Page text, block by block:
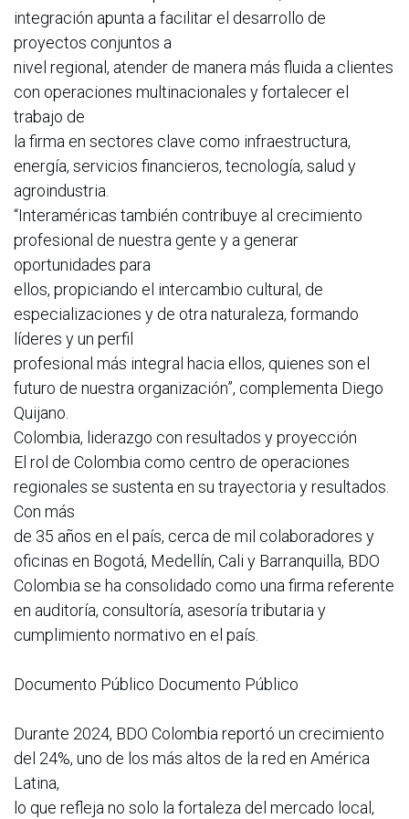
integración apunta a facilitar el desarrollo de
proyectos conjuntos a
nivel regional, atender de manera más fluida a clientes
con operaciones multinacionales y fortalecer el
trabajo de
la firma en sectores clave como infraestructura,
energía, servicios financieros, tecnología, salud y
agroindustria.
“Interaméricas también contribuye al crecimiento
profesional de nuestra gente y a generar
oportunidades para
ellos, propiciando el intercambio cultural, de
especializaciones y de otra naturaleza, formando
líderes y un perfil
profesional más integral hacia ellos, quienes son el
futuro de nuestra organización”, complementa Diego
Quijano.
Colombia, liderazgo con resultados y proyección
El rol de Colombia como centro de operaciones
regionales se sustenta en su trayectoria y resultados.
Con más
de 35 años en el país, cerca de mil colaboradores y
oficinas en Bogotá, Medellín, Cali y Barranquilla, BDO
Colombia se ha consolidado como una firma referente
en auditoría, consultoría, asesoría tributaria y
cumplimiento normativo en el país.
Documento Público Documento Público
Durante 2024, BDO Colombia reportó un crecimiento
del 24%, uno de los más altos de la red en América
Latina,
lo que refleja no solo la fortaleza del mercado local,